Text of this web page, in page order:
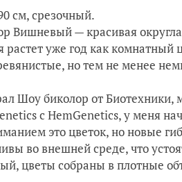
см, срезочный.
Вишневый — красивая
растет уже год как
но тем не менее
Шоу биколор от Биотехники,
c HemGenetics, у меня
это цветок, но новые
во внешней среде, что
цветы собраны в плотные